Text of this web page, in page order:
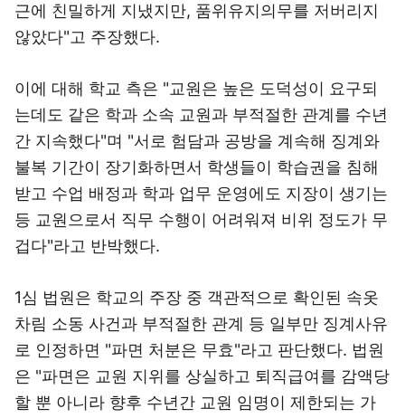
근에 친밀하게 지냈지만, 품위유지의무를 저버리지
않았다"고 주장했다.
이에 대해 학교 측은 "교원은 높은 도덕성이 요구되
는데도 같은 학과 소속 교원과 부적절한 관계를 수년
간 지속했다"며 "서로 험담과 공방을 계속해 징계와
불복 기간이 장기화하면서 학생들이 학습권을 침해
받고 수업 배정과 학과 업무 운영에도 지장이 생기는
등 교원으로서 직무 수행이 어려워져 비위 정도가 무
겁다"라고 반박했다.
1심 법원은 학교의 주장 중 객관적으로 확인된 속옷
차림 소동 사건과 부적절한 관계 등 일부만 징계사유
로 인정하면 "파면 처분은 무효"라고 판단했다. 법원
은 "파면은 교원 지위를 상실하고 퇴직급여를 감액당
할 뿐 아니라 향후 수년간 교원 임명이 제한되는 가